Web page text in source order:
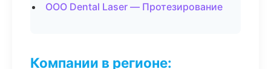
ООО Dental Laser — Протезирование
Компании в регионе: